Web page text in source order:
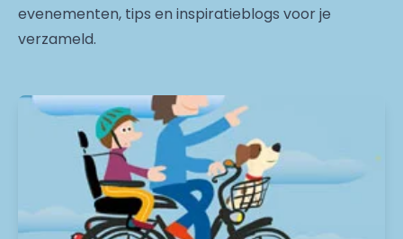
evenementen, tips en inspiratieblogs voor je
verzameld.